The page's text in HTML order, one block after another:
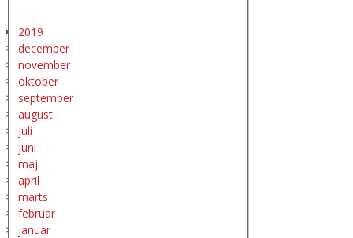
2019
december
november
oktober
september
august
juli
juni
maj
april
marts
februar
januar